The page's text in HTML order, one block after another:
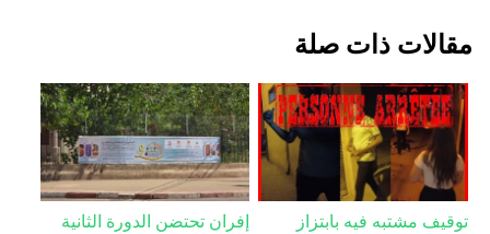
مقالات ذات صلة
توقيف مشتبه فيه بابتزاز
إفران تحتضن الدورة الثانية